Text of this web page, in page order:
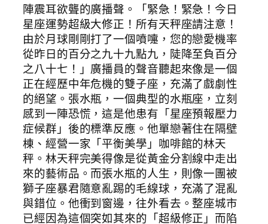
陣震耳欲聾的廣播聲。「緊急！緊急！今日
星座運勢超級大修正！所有天秤座請注意！
由於月球剛剛打了一個噴嚏，您的戀愛機率
從昨日的百分之九十九點九，陡降至負百分
之八十七！」廣播員的聲音聽起來像是一個
正在經歷中年危機的雙子座，充滿了戲劇性
的絕望。張水瓶，一個典型的水瓶座，立刻
感到一陣恐慌，這是他患有「星座預報壓力
症候群」後的標準反應。他單戀著住在隔壁
棟、經營一家「平衡美學」咖啡館的林天
秤。林天秤完美得像是從黃金分割線中走出
來的藝術品。而張水瓶的人生，則像一團被
獅子座暴君隨意亂踢的毛線球，充滿了混亂
與錯位。他衝到窗邊，往外看去。整座城市
已經因為這個突如其來的「超級修正」而陷